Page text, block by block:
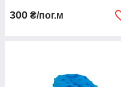
300 ₴/пог.м